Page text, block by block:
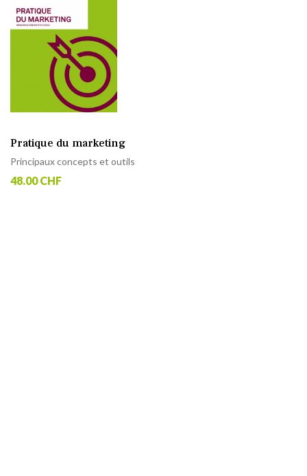
Pratique du marketing
Principaux concepts et outils
48.00 CHF